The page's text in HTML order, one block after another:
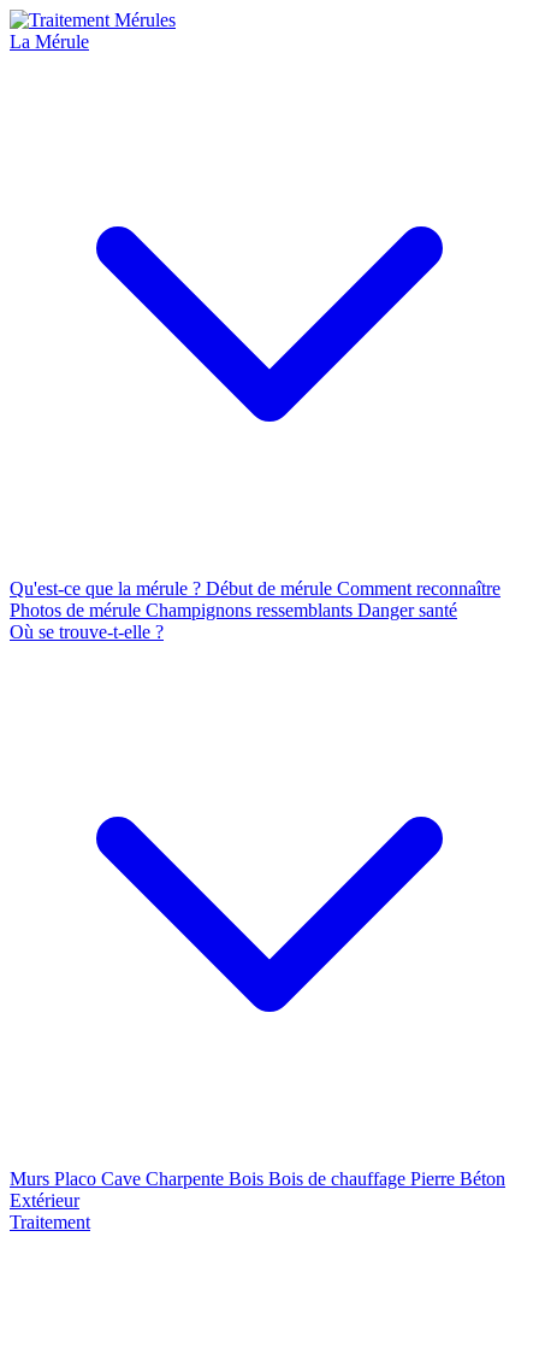
La Mérule
Qu'est-ce que la mérule ? Début de mérule Comment reconnaître
Photos de mérule Champignons ressemblants Danger santé
Où se trouve-t-elle ?
Murs Placo Cave Charpente Bois Bois de chauffage Pierre Béton
Extérieur
Traitement